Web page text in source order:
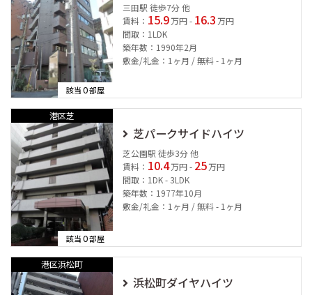
該当0部屋
三田駅 徒歩7分 他
賃料： 15.9 万円 - 16.3 万円
間取：1LDK
築年数：1990年2月
敷金/礼金：1ヶ月 / 無料 - 1ヶ月
港区芝
該当0部屋
芝パークサイドハイツ
芝公園駅 徒歩3分 他
賃料： 10.4 万円 - 25 万円
間取：1DK - 3LDK
築年数：1977年10月
敷金/礼金：1ヶ月 / 無料 - 1ヶ月
港区浜松町
浜松町ダイヤハイツ